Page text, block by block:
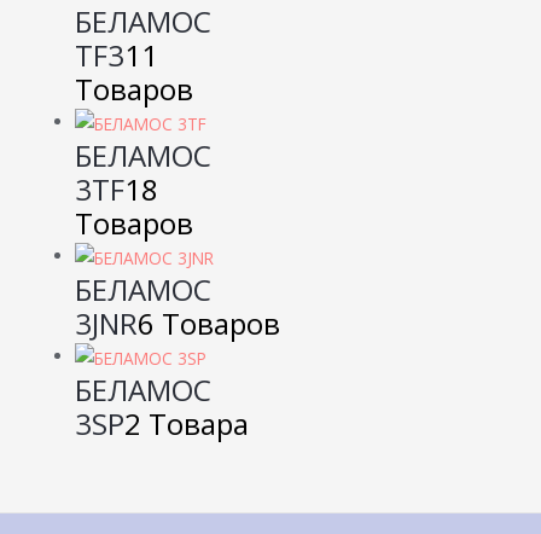
БЕЛАМОС
TF311
Товаров
БЕЛАМОС
3TF18
Товаров
БЕЛАМОС
3JNR6 Товаров
БЕЛАМОС
3SP2 Товара